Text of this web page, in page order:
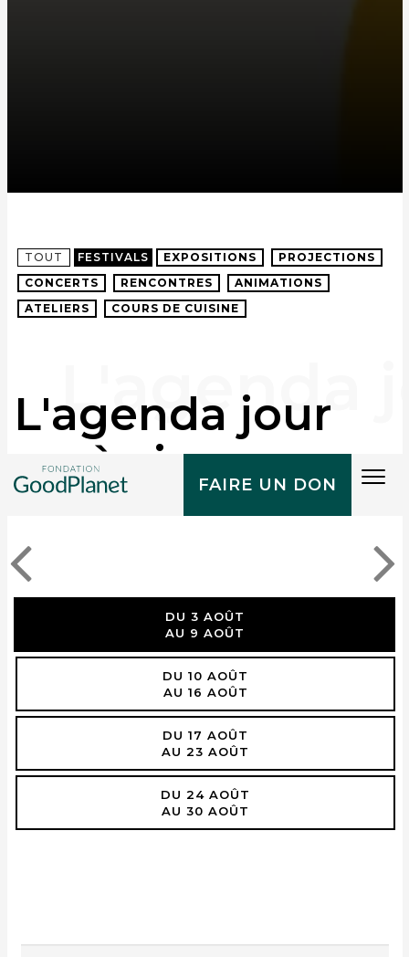
FAIRE UN DON
TOUT FESTIVALS EXPOSITIONS
PROJECTIONS
CONCERTS
RENCONTRES
ANIMATIONS
ATELIERS
COURS DE CUISINE
L'agenda jour
après jour
DU 3 AOÛT
AU 9 AOÛT
DU 10 AOÛT
AU 16 AOÛT
DU 17 AOÛT
AU 23 AOÛT
DU 24 AOÛT
AU 30 AOÛT